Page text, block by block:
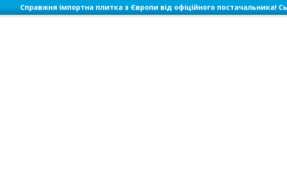
Справжня імпортна плитка з Європи від офіційного постачальника!